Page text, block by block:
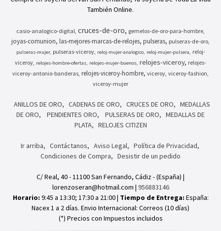
También Online.
casio-analogico-digital cruces-de-oro gemelos-de-oro-para-hombre
joyas-comunion las-mejores-marcas-de-relojes pulseras pulseras-de-oro
pulseras-mujer pulseras-viceroy reloj-mujer-analogico reloj-mujer-pulsera
reloj-
viceroy relojes-hombre-ofertas relojes-mujer-buenos relojes-viceroy relojes-
viceroy-antonio-banderas relojes-viceroy-hombre viceroy viceroy-fashion
viceroy-mujer
ANILLOS DE ORO CADENAS DE ORO CRUCES DE ORO
MEDALLAS
DE ORO
PENDIENTES ORO PULSERAS DE ORO
MEDALLAS DE
PLATA
RELOJES CITIZEN
Ir arriba Contáctanos Aviso Legal
Política de Privacidad
Condiciones de Compra
Desistir de un pedido
C/ Real, 40 - 11100 San Fernando, Cádiz - (España) |
lorenzoseran@hotmail.com | 956883146
Horario: 9:45 a 13:30; 17:30 a 21:00 | Tiempo de Entrega: España:
Nacex 1 a 2 días. Envio Internacional: Correos (10 días)
(*) Precios con Impuestos incluidos